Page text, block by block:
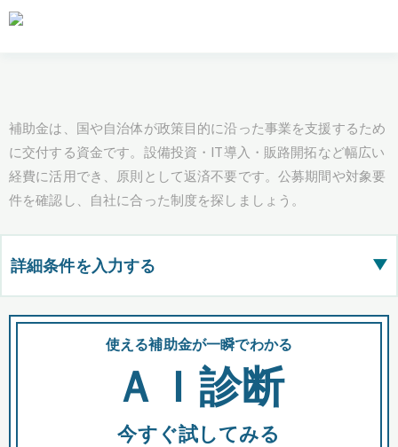
補助金は、国や自治体が政策目的に沿った事業を支援するため
に交付する資金です。設備投資・IT導入・販路開拓など幅広い
経費に活用でき、原則として返済不要です。公募期間や対象要
件を確認し、自社に合った制度を探しましょう。
詳細条件を入力する ▶
都道府県
全国の検索結果を含めて表示
使える補助金が一瞬でわかる
ＡＩ診断
今すぐ試してみる